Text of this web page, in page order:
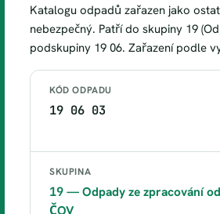
Katalogu odpadů zařazen jako
nebezpečný. Patří do skupiny 19
podskupiny 19 06. Zařazení podle
KÓD ODPADU
19 06 03
SKUPINA
19— Odpady ze zpracování
ČOV